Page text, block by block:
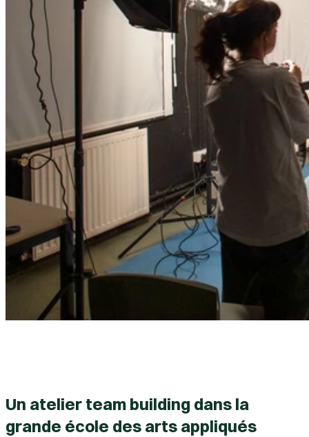
Un atelier team building dans la
grande école des arts appliqués